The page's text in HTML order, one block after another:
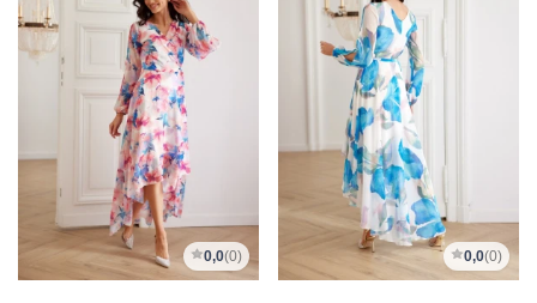
0,0(0) 0,0(0)